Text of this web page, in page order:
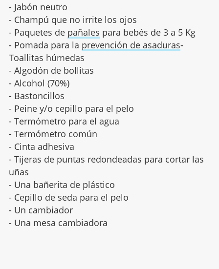
- Jabón neutro
- Champú que no irrite los ojos
- Paquetes de pañales para bebés de 3 a 5 Kg
- Pomada para la prevención de asaduras-
Toallitas húmedas
- Algodón de bollitas
- Alcohol (70%)
- Bastoncillos
- Peine y/o cepillo para el pelo
- Termómetro para el agua
- Termómetro común
- Cinta adhesiva
- Tijeras de puntas redondeadas para cortar las
uñas
- Una bañerita de plástico
- Cepillo de seda para el pelo
- Un cambiador
- Una mesa cambiadora